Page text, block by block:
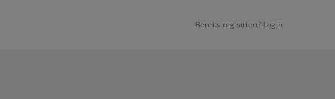
Bereits registriert? Login